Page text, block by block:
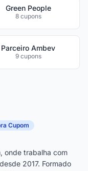
Green People
8 cupons
Parceiro Ambev
9 cupons
Cupom
onde trabalha com
2017. Formado